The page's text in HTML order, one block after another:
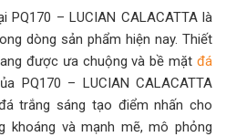
– LUCIAN CALACATTA là
dòng sản phẩm hiện nay. Thiết
được ưa chuộng và bề mặt đá
PQ170 – LUCIAN CALACATTA
trắng sáng tạo điểm nhấn cho
khoáng và mạnh mẽ, mô phỏng